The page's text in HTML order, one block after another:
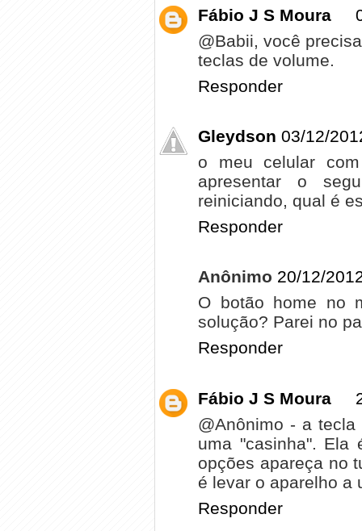
Fábio J S Moura
@Babii, você
teclas de volume.
Responder
Gleydson 03/12/
o meu celular
apresentar o
reiniciando, qual é
Responder
Anônimo 20/12/
O botão home no
solução? Parei no
Responder
Fábio J S Moura
@Anônimo - a
uma "casinha". Ela
opções apareça no
é levar o aparelho a
Responder